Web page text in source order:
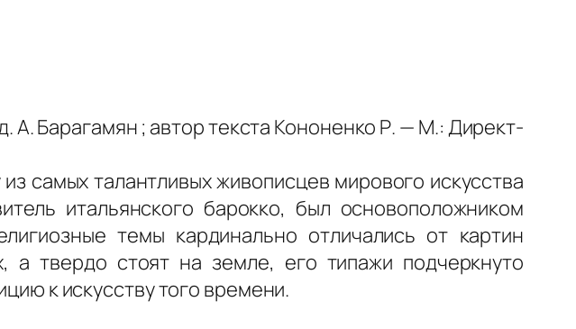
А. Барагамян ; автор текста Кононенко Р. — М.: Директ-
самых талантливых живописцев мирового искусства
итальянского барокко, был основоположником
темы кардинально отличались от картин
твердо стоят на земле, его типажи подчеркнуто
к искусству того времени.